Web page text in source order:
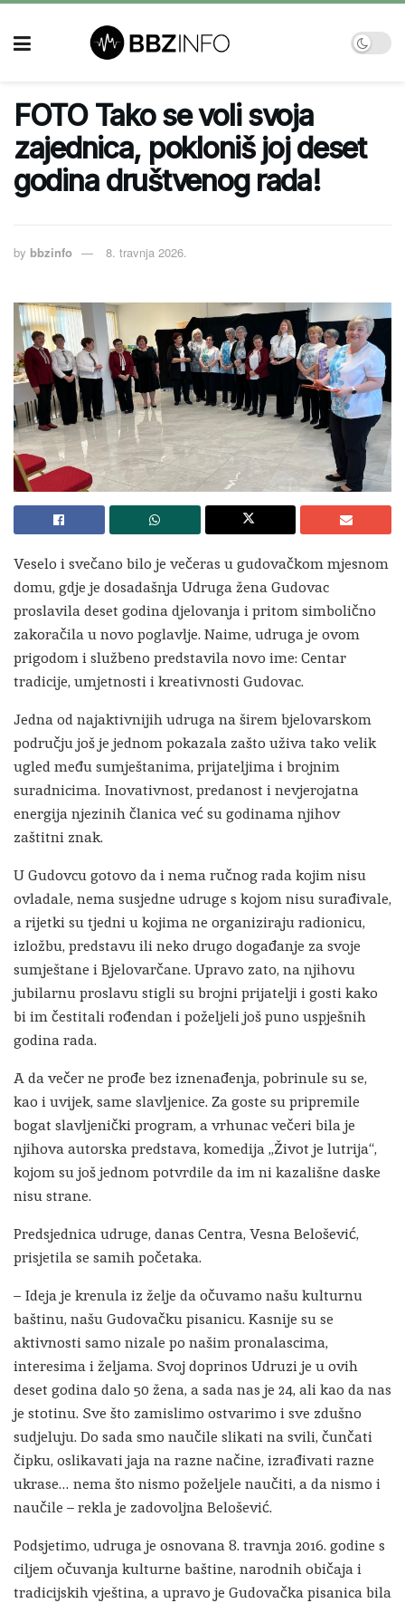
FOTO Tako se voli svoja
zajednica, pokloniš joj deset
godina društvenog rada!
by bbzinfo 8. travnja 2026.
Veselo i svečano bilo je večeras u gudovačkom mjesnom
domu, gdje je dosadašnja Udruga žena Gudovac
proslavila deset godina djelovanja i pritom simbolično
zakoračila u novo poglavlje. Naime, udruga je ovom
prigodom i službeno predstavila novo ime: Centar
tradicije, umjetnosti i kreativnosti Gudovac.
Jedna od najaktivnijih udruga na širem bjelovarskom
području još je jednom pokazala zašto uživa tako velik
ugled među sumještanima, prijateljima i brojnim
suradnicima. Inovativnost, predanost i nevjerojatna
energija njezinih članica već su godinama njihov
zaštitni znak.
U Gudovcu gotovo da i nema ručnog rada kojim nisu
ovladale, nema susjedne udruge s kojom nisu surađivale,
a rijetki su tjedni u kojima ne organiziraju radionicu,
izložbu, predstavu ili neko drugo događanje za svoje
sumještane i Bjelovarčane. Upravo zato, na njihovu
jubilarnu proslavu stigli su brojni prijatelji i gosti kako
bi im čestitali rođendan i poželjeli još puno uspješnih
godina rada.
A da večer ne prođe bez iznenađenja, pobrinule su se,
kao i uvijek, same slavljenice. Za goste su pripremile
bogat slavljenički program, a vrhunac večeri bila je
njihova autorska predstava, komedija „Život je lutrija“,
kojom su još jednom potvrdile da im ni kazališne daske
nisu strane.
Predsjednica udruge, danas Centra, Vesna Belošević,
prisjetila se samih početaka.
– Ideja je krenula iz želje da očuvamo našu kulturnu
baštinu, našu Gudovačku pisanicu. Kasnije su se
aktivnosti samo nizale po našim pronalascima,
interesima i željama. Svoj doprinos Udruzi je u ovih
deset godina dalo 50 žena, a sada nas je 24, ali kao da nas
je stotinu. Sve što zamislimo ostvarimo i sve zdušno
sudjeluju. Do sada smo naučile slikati na svili, čunčati
čipku, oslikavati jaja na razne načine, izrađivati razne
ukrase… nema što nismo poželjele naučiti, a da nismo i
naučile – rekla je zadovoljna Belošević.
Podsjetimo, udruga je osnovana 8. travnja 2016. godine s
ciljem očuvanja kulturne baštine, narodnih običaja i
tradicijskih vještina, a upravo je Gudovačka pisanica bila